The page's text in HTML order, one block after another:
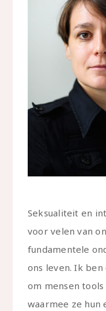
Seksualiteit en
voor velen van
fundamentele
ons leven. Ik
om mensen
waarmee ze hun